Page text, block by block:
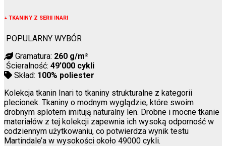
↓ TKANINY Z SERII INARI
POPULARNY WYBÓR
Gramatura: 260 g/m²
Ścieralność: 49’000 cykli
Skład: 100% poliester
Kolekcja tkanin Inari to tkaniny strukturalne z kategorii
plecionek. Tkaniny o modnym wyglądzie, które swoim
drobnym splotem imitują naturalny len. Drobne i mocne tkanie
materiałów z tej kolekcji zapewnia ich wysoką odporność w
codziennym użytkowaniu, co potwierdza wynik testu
Martindale’a w wysokości około 49000 cykli.